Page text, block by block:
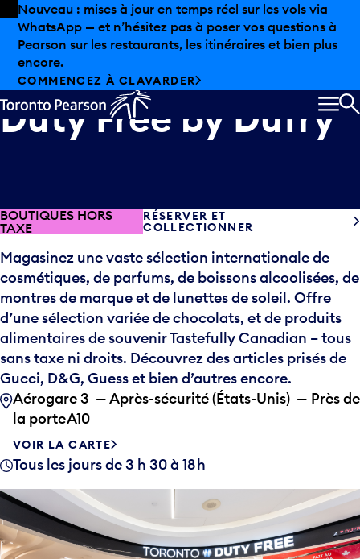
Skip to offers
Passer au contenu principal
Nouveau : mises à jour en temps réel sur les vols via
WhatsApp — et n’hésitez pas à poser vos questions à
Pearson sur les restaurants, les itinéraires et bien plus
encore.
COMMENCEZ À CLAVARDER
Duty Free by Dufry
BOUTIQUES HORS
TAXE
RÉSERVER ET
COLLECTIONNER
Magasinez une vaste sélection internationale de
cosmétiques, de parfums, de boissons alcoolisées, de
montres de marque et de lunettes de soleil. Offre
d’une sélection variée de chocolats, et de produits
alimentaires de souvenir Tastefully Canadian – tous
sans taxe ni droits. Découvrez des articles prisés de
Gucci, D&G, Guess et bien d’autres encore.
Aérogare 3 — Après-sécurité (États-Unis) — Près de
la porte A10
VOIR LA CARTE
Tous les jours de 3 h 30 à 18 h